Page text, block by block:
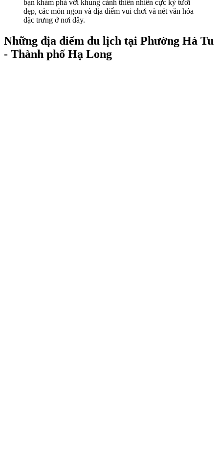
bạn khám phá với khung cảnh thiên nhiên cực kỳ tươi
đẹp, các món ngon và địa điểm vui chơi và nét văn hóa
đặc trưng ở nơi đây.
Những địa điểm du lịch tại Phường Hà Tu
- Thành phố Hạ Long